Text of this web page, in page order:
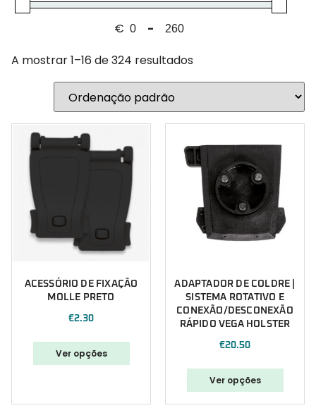
LEMBRANÇAS
CALÇAS | CALÇÕES
DÓLMEN'S | COMBAT SHIRT | CAMISOLAS | T-SHIRT'S |
IMPERMEÁVEIS
Polícia
Sugestões Natal
€ Minimum Price
- Maximum Price
A mostrar 1–16 de 324 resultados
ACESSÓRIO DE FIXAÇÃO
MOLLE PRETO
€2.30
Ver opções
ADAPTADOR DE COLDRE |
SISTEMA ROTATIVO E
CONEXÃO/DESCONEXÃO
RÁPIDO VEGA HOLSTER
€20.50
Ver opções